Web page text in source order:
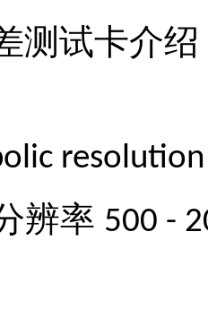
测试卡介绍
辨率 500 -